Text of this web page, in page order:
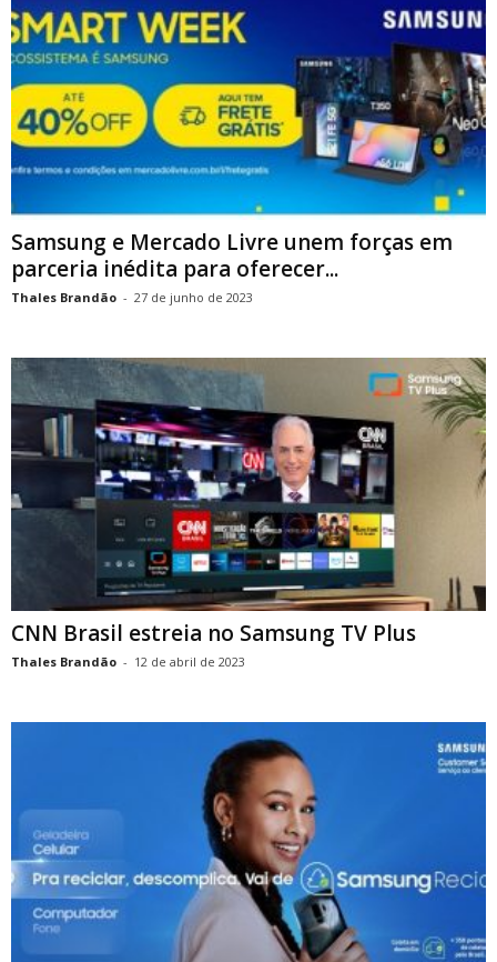
Samsung e Mercado Livre unem forças em
parceria inédita para oferecer...
Thales Brandão - 27 de junho de 2023
CNN Brasil estreia no Samsung TV Plus
Thales Brandão - 12 de abril de 2023